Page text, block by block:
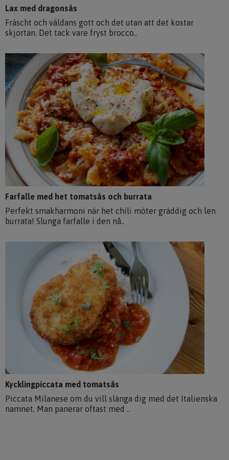
Lax med dragonsås
Fräscht och väldans gott och det utan att det kostar
skjortan. Det tack vare fryst brocco..
Farfalle med het tomatsås och burrata
Perfekt smakharmoni när het chili möter gräddig och len
burrata! Slunga farfalle i den nå..
Kycklingpiccata med tomatsås
Piccata Milanese om du vill slänga dig med det Italienska
namnet. Man panerar oftast med ..